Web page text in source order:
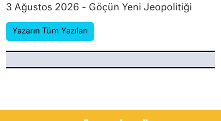
3 Ağustos 2026 - Göçün Yeni Jeopolitiği
Yazarın Tüm Yazıları